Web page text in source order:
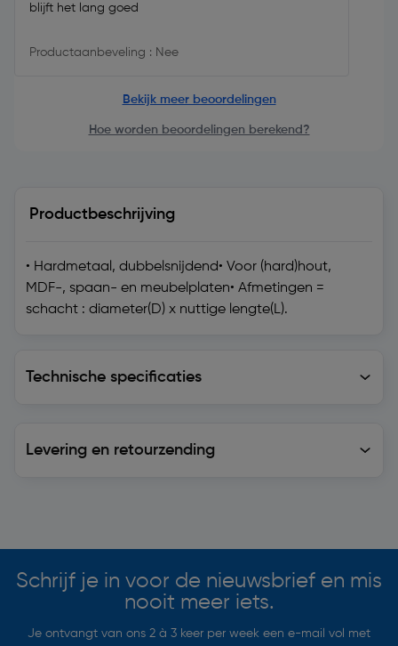
blijft het lang goed
Productaanbeveling : Nee
Bekijk meer beoordelingen
Hoe worden beoordelingen berekend?
Productbeschrijving
• Hardmetaal, dubbelsnijdend• Voor (hard)hout,
MDF-, spaan- en meubelplaten• Afmetingen =
schacht : diameter(D) x nuttige lengte(L).
Technische specificaties
Levering en retourzending
Schrijf je in voor de nieuwsbrief en mis
nooit meer iets.
Je ontvangt van ons 2 à 3 keer per week een e-mail vol met